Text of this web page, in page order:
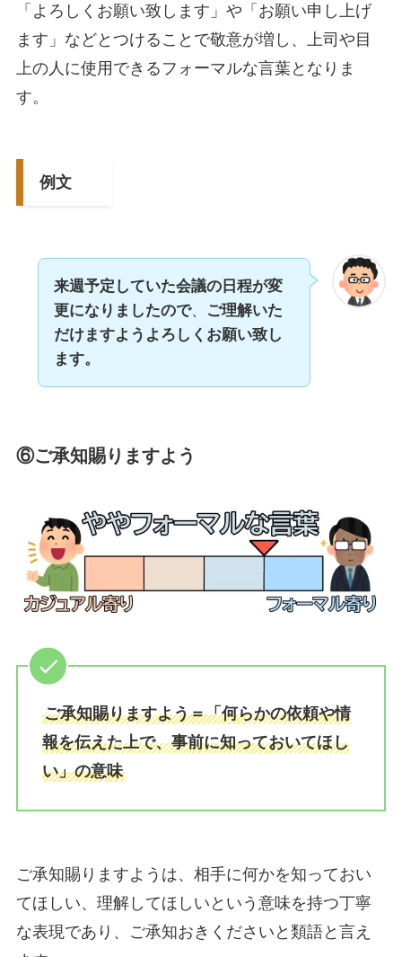
「よろしくお願い致します」や「お願い申し上げ
ます」などとつけることで敬意が増し、上司や目
上の人に使用できるフォーマルな言葉となりま
す。
例文
来週予定していた会議の日程が変
更になりましたので、
ご理解いた
だけますようよろしくお願い致し
ます。
⑥ご承知賜りますよう
ご承知賜りますよう＝「何らかの依頼や情
報を伝えた上で、事前に知っておいてほし
い」の意味
ご承知賜りますようは、相手に何かを知っておい
てほしい、理解してほしいという意味を持つ丁寧
な表現であり、ご承知おきくださいと類語と言え